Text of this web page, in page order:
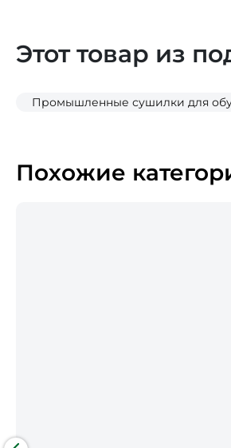
Этот товар из
Промышленные сушилки для
Похожие